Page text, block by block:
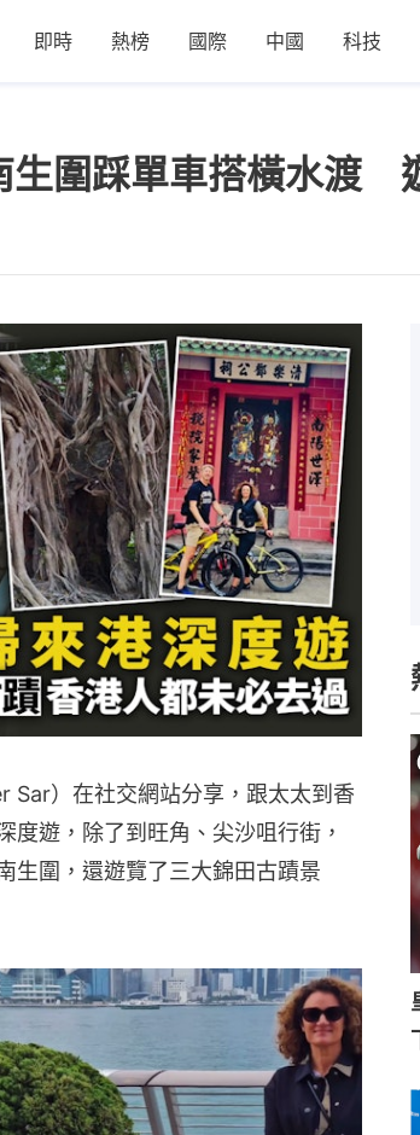
即時 熱榜 國際 中國 科技
圍踩單車搭橫水渡
）在社交網站分享，跟太太到香
度遊，除了到旺角、尖沙咀行街，
生圍，還遊覽了三大錦田古蹟景